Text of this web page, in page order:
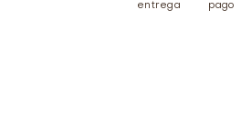
entrega
pago